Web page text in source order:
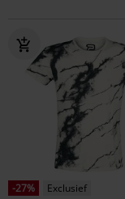
-27%
Exclusief